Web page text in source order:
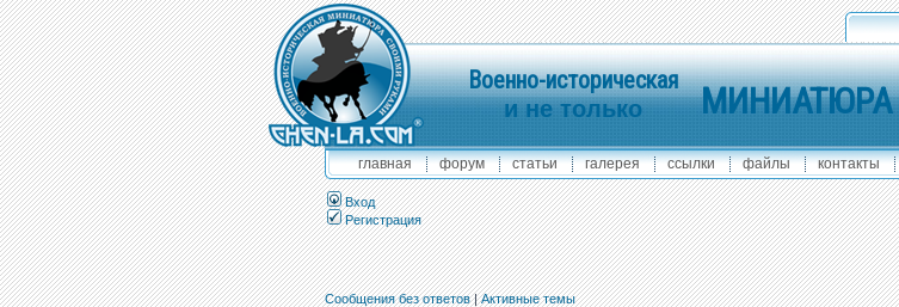
Военно-историческая
и не только
главная форум статьи галерея ссылки файлы контакты
Вход
Регистрация
Сообщения без ответов|Активные темы